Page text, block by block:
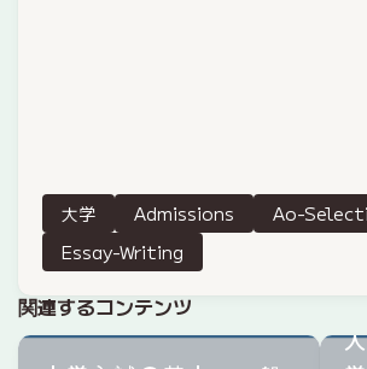
大学 Admissions
Ao-
Essay-Writing
関連するコンテンツ